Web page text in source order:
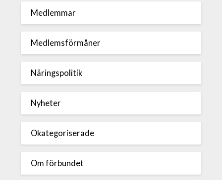
Medlemmar
Medlemsförmåner
Näringspolitik
Nyheter
Okategoriserade
Om förbundet